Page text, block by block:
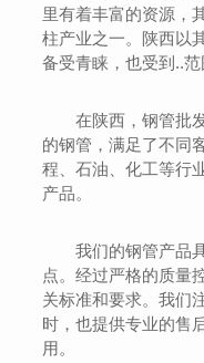
里有着丰富的资源，
柱产业之一。陕西以
备受青睐，也受到..范
在陕西，钢管批
的钢管，满足了不同
程、石油、化工等行
产品。
我们的钢管产品
点。经过严格的质量
关标准和要求。我们
时，也提供专业的售
用。